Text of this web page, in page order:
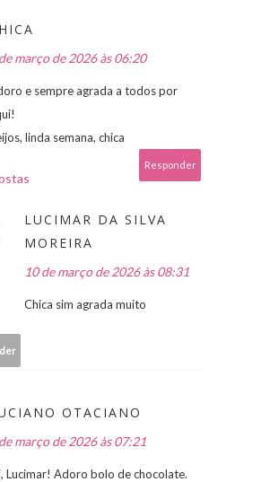
março de 2026 às 06:20
e sempre agrada a todos por
linda semana, chica
Responder
LUCIMAR DA SILVA
MOREIRA
10 de março de 2026 às 08:31
Chica sim agrada muito
OTACIANO
março de 2026 às 07:21
Lucimar! Adoro bolo de chocolate.